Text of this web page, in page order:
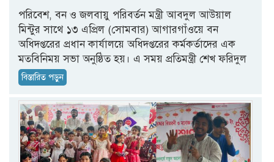
পরিবেশ, বন ও জলবায়ু পরিবর্তন মন্ত্রী আবদুল আউয়াল
মিন্টুর সাথে ১৩ এপ্রিল (সোমবার) আগারগাঁওয়ে বন
অধিদপ্তরের প্রধান কার্যালয়ে অধিদপ্তরের কর্মকর্তাদের এক
মতবিনিময় সভা অনুষ্ঠিত হয়। এ সময় প্রতিমন্ত্রী শেখ ফরিদুল
বিস্তারিত পড়ুন